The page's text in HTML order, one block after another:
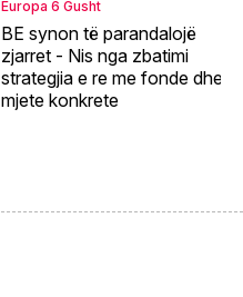
Europa 6 Gusht
BE synon të parandalojë
zjarret - Nis nga zbatimi
strategjia e re me fonde dhe
mjete konkrete